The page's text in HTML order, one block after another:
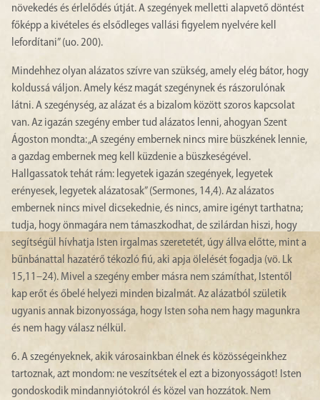
növekedés és érlelődés útját. A szegények melletti alapvető döntést
főképp a kivételes és elsődleges vallási figyelem nyelvére kell
lefordítani” (uo. 200).
Mindehhez olyan alázatos szívre van szükség, amely elég bátor, hogy
koldussá váljon. Amely kész magát szegénynek és rászorulónak
látni. A szegénység, az alázat és a bizalom között szoros kapcsolat
van. Az igazán szegény ember tud alázatos lenni, ahogyan Szent
Ágoston mondta: „A szegény embernek nincs mire büszkének lennie,
a gazdag embernek meg kell küzdenie a büszkeségével.
Hallgassatok tehát rám: legyetek igazán szegények, legyetek
erényesek, legyetek alázatosak” (Sermones, 14,4). Az alázatos
embernek nincs mivel dicsekednie, és nincs, amire igényt tarthatna;
tudja, hogy önmagára nem támaszkodhat, de szilárdan hiszi, hogy
segítségül hívhatja Isten irgalmas szeretetét, úgy állva előtte, mint a
bűnbánattal hazatérő tékozló fiú, aki apja ölelését fogadja (vö. Lk
15,11–24). Mivel a szegény ember másra nem számíthat, Istentől
kap erőt és őbelé helyezi minden bizalmát. Az alázatból születik
ugyanis annak bizonyossága, hogy Isten soha nem hagy magunkra
és nem hagy válasz nélkül.
6. A szegényeknek, akik városainkban élnek és közösségeinkhez
tartoznak, azt mondom: ne veszítsétek el ezt a bizonyosságot! Isten
gondoskodik mindannyiótokról és közel van hozzátok. Nem